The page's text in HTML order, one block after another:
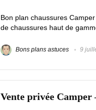
Bon plan chaussures
de chaussures haut de
Bons plans astuces 9
Vente privée Camper